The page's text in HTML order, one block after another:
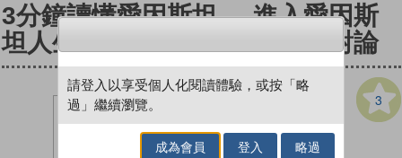
3分鐘讀懂愛因斯坦──進入愛因斯
坦人生、理論、影響的時空相對論
3
請登入以享受個人化閱讀體驗，或按「略
過」繼續瀏覽。
成為會員 登入 略過